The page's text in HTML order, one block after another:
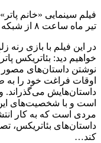
تیر ماه ساعت ۸ از شبکه دو سیما پخش خواهد شد.
در این فیلم با بازی رنه
خواهیم دید: بئاتریکس
نوشتن داستان‌های مصور
اوقات فراغت خود را
داستان‌هایش می‌گذراند.
است و با شخصیت‌های
مردی است که به کار
داستان‌های بئاتریکس،
کند…